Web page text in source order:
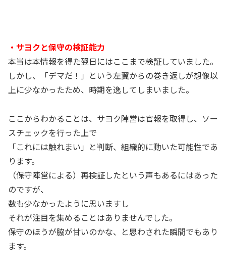
・サヨクと保守の検証能力
本当は本情報を得た翌日にはここまで検証していました。
しかし、「デマだ！」という左翼からの巻き返しが想像以
上に少なかったため、時期を逸してしまいました。
ここからわかることは、サヨク陣営は官報を取得し、ソー
スチェックを行った上で
「これには触れまい」と判断、組織的に動いた可能性であ
ります。
（保守陣営による）再検証したという声もあるにはあった
のですが、
数も少なかったように思いますし
それが注目を集めることはありませんでした。
保守のほうが脇が甘いのかな、と思わされた瞬間でもあり
ます。